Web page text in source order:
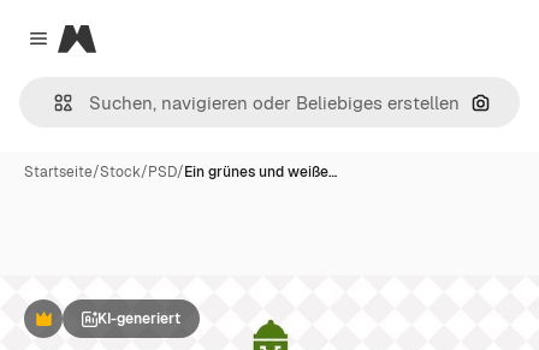
Close menu
Magnific
Nach
Startseite/Stock/PSD/Ein grünes und weiße…
PremiumKI-generiert